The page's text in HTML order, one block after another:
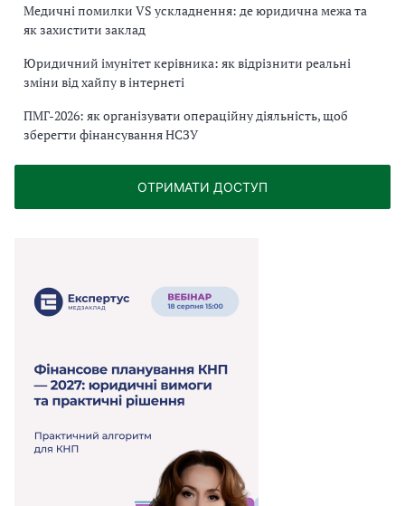
Медичні помилки VS ускладнення: де юридична межа та
як захистити заклад
Юридичний імунітет керівника: як відрізнити реальні
зміни від хайпу в інтернеті
ПМГ-2026: як організувати операційну діяльність, щоб
зберегти фінансування НСЗУ
ОТРИМАТИ ДОСТУП